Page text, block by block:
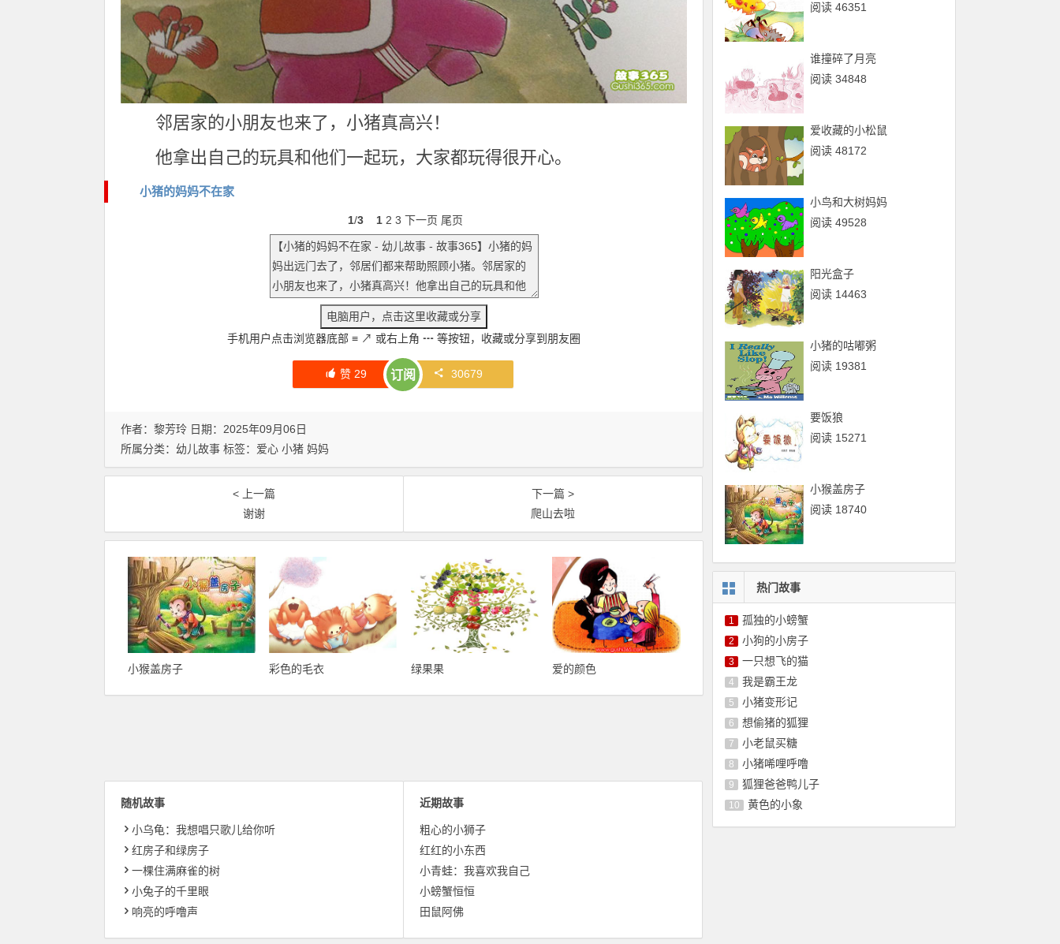
邻居家的小朋友也来了，小猪真高兴！
他拿出自己的玩具和他们一起玩，大家都玩得很开心。
小猪的妈妈不在家
1/3 1 2 3 下一页 尾页
手机用户点击浏览器底部 ≡ ↗ 或右上角 ┅等按钮，收藏或分享到朋友圈
赞 29 订阅 30679
作者：黎芳玲 日期：2025年09月06日
所属分类： 幼儿故事 标签： 爱心 小猪 妈妈
< 上一篇
谢谢
下一篇 >
爬山去啦
小猴盖房子 彩色的毛衣 绿果果 爱的颜色
随机故事
小乌龟：我想唱只歌儿给你听
红房子和绿房子
一棵住满麻雀的树
小兔子的千里眼
响亮的呼噜声
近期故事
粗心的小狮子
红红的小东西
小青蛙：我喜欢我自己
小螃蟹恒恒
田鼠阿佛
阅读 46351
谁撞碎了月亮
阅读 34848
爱收藏的小松鼠
阅读 48172
小鸟和大树妈妈
阅读 49528
阳光盒子
阅读 14463
小猪的咕嘟粥
阅读 19381
要饭狼
阅读 15271
小猴盖房子
阅读 18740
热门故事
1 孤独的小螃蟹
2 小狗的小房子
3 一只想飞的猫
4 我是霸王龙
5 小猪变形记
6 想偷猪的狐狸
7 小老鼠买糖
8 小猪唏哩呼噜
9 狐狸爸爸鸭儿子
10 黄色的小象